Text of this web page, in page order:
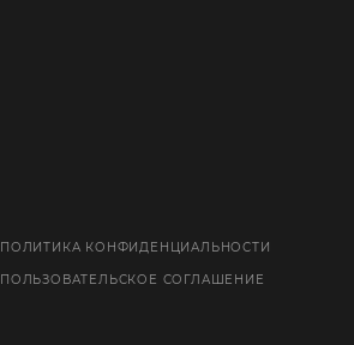
ПОЛИТИКА КОНФИДЕНЦИАЛЬНОСТИ
ПОЛЬЗОВАТЕЛЬСКОЕ СОГЛАШЕНИЕ